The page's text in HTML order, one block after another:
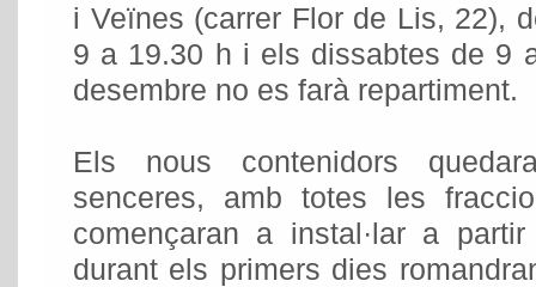
i Veïnes (carrer Flor de Lis, 22),
9 a 19.30 h i els dissabtes de 9
desembre no es farà repartiment.
Els nous contenidors
senceres, amb totes les
començaran a instal·lar a
durant els primers dies